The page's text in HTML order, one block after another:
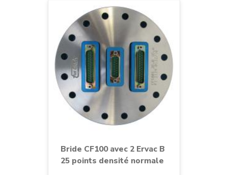
Bride CF100 avec 2 Ervac B
25 points densité normale